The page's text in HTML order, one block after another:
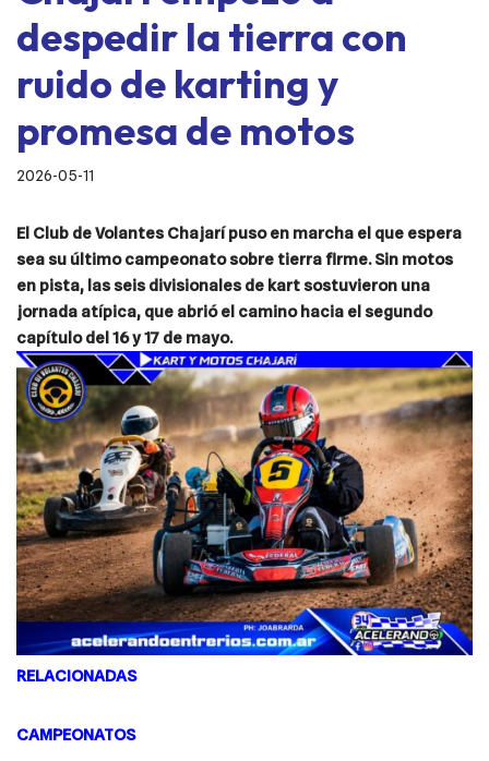
despedir la tierra con
ruido de karting y
promesa de motos
2026-05-11
El Club de Volantes Chajarí puso en marcha el que espera
sea su último campeonato sobre tierra firme. Sin motos
en pista, las seis divisionales de kart sostuvieron una
jornada atípica, que abrió el camino hacia el segundo
capítulo del 16 y 17 de mayo.
RELACIONADAS
CAMPEONATOS